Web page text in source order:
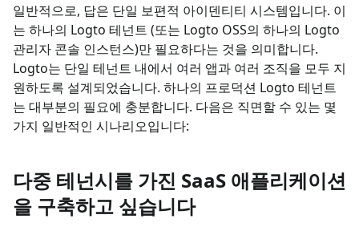
일반적으로, 답은 단일 보편적 아이덴티티 시스템입니다. 이
는 하나의 Logto 테넌트 (또는 Logto OSS의 하나의 Logto
관리자 콘솔 인스턴스)만 필요하다는 것을 의미합니다.
Logto는 단일 테넌트 내에서 여러 앱과 여러 조직을 모두 지
원하도록 설계되었습니다. 하나의 프로덕션 Logto 테넌트
는 대부분의 필요에 충분합니다. 다음은 직면할 수 있는 몇
가지 일반적인 시나리오입니다:
다중 테넌시를 가진 SaaS 애플리케이션
을 구축하고 싶습니다